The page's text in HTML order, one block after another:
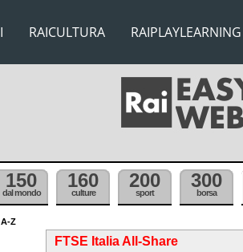
RAICULTURA RAIPLAYLEARNING
150
dal mondo
160
culture
200
sport
300
borsa
Z
FTSE Italia All-Share